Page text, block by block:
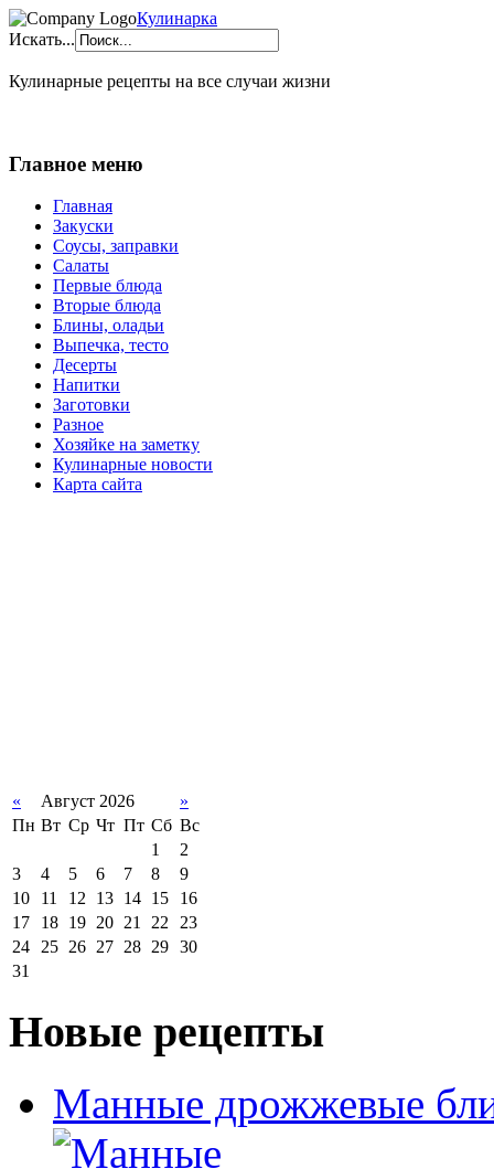
Кулинарка
Искать...
Кулинарные рецепты на все случаи жизни
Главное меню
Главная
Закуски
Соусы, заправки
Салаты
Первые блюда
Вторые блюда
Блины, оладьи
Выпечка, тесто
Десерты
Напитки
Заготовки
Разное
Хозяйке на заметку
Кулинарные новости
Карта сайта
« Август 2026
»
Пн Вт Ср Чт Пт Сб Вс
1
2
3
4 5 6 7 8
9
10
11 12 13 14 15
16
17
18 19 20 21 22 23
24 25 26 27 28 29 30
31
Новые рецепты
Манные дрожжевые